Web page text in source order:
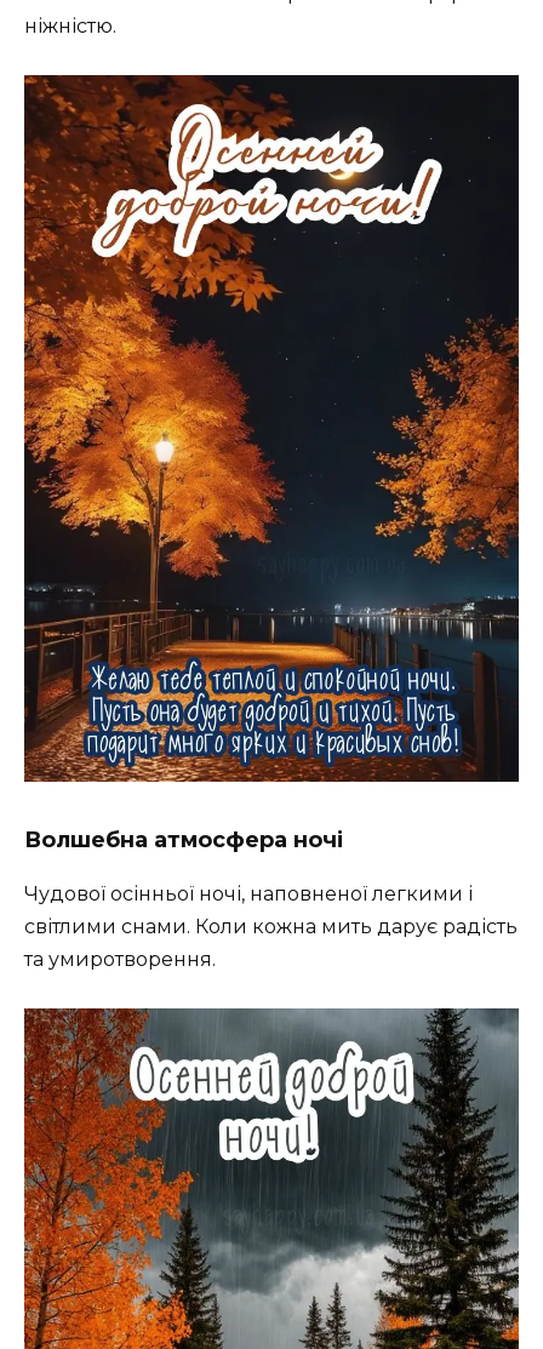
ніжністю.
Волшебна атмосфера ночі
Чудової осінньої ночі, наповненої легкими і
світлими снами. Коли кожна мить дарує радість
та умиротворення.